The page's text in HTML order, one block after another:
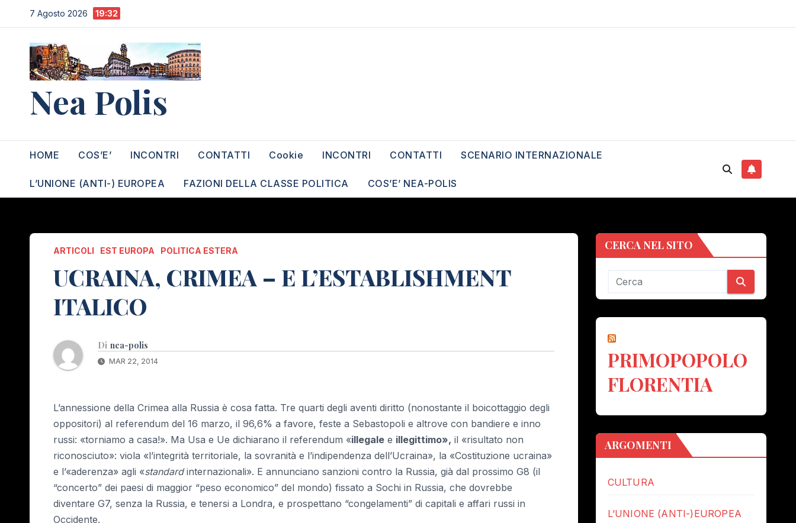
al
contenuto
7 Agosto 2026 19:32
Nea Polis
HOME COS’E’ INCONTRI CONTATTI Cookie INCONTRI CONTATTI SCENARIO INTERNAZIONALE
L’UNIONE (ANTI-) EUROPEA FAZIONI DELLA CLASSE POLITICA COS’E’ NEA-POLIS
ARTICOLI EST EUROPA POLITICA ESTERA
UCRAINA, CRIMEA – E L’ESTABLISHMENT
ITALICO
Di nea-polis
MAR 22, 2014
L’annessione della Crimea alla Russia è cosa fatta. Tre quarti degli aventi diritto (nonostante il boicottaggio degli
oppositori) al referendum del 16 marzo, il 96,6% a favore, feste a Sebastopoli e altrove con bandiere e inno
russi: «torniamo a casa!». Ma Usa e Ue dichiarano il referendum «illegale e illegittimo», il «risultato non
riconosciuto»: viola «l’integrità territoriale, la sovranità e l’indipendenza dell’Ucraina», la «Costituzione ucraina»
e l’«aderenza» agli «standardinternazionali». E annunciano sanzioni contro la Russia, già dal prossimo G8 (il
“concerto” dei paesi di maggior “peso economico” del mondo) fissato a Sochi in Russia, che dovrebbe
diventare G7, senza la Russia, e tenersi a Londra, e prospettano “congelamenti” di capitali e affari russi in
Occidente.
CERCA NEL SITO
PRIMOPOPOLO
FLORENTIA
ARGOMENTI
CULTURA
L’UNIONE (ANTI-)EUROPEA